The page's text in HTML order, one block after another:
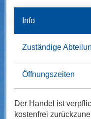
Info
Zuständige
Öffnungszeiten
Der Handel ist
kostenfrei